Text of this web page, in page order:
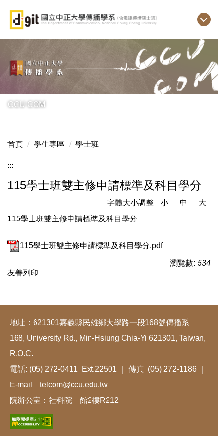
主
區
CCU COM
首頁 學生專區 學士班
:::
115學士班雙主修申請標準及科目學分
字體大小調整 小 中
大
115學士班雙主修申請標準及科目學分
115學士班雙主修申請標準及科目學分.pdf
瀏覽數: 534
友善列印
地址：621301嘉義縣民雄鄉大學路一段168號傳播系
168, University Rd., Min-Hsiung Chia-Yi 621301, Taiwan,
R.O.C.
電話: (05) 272-0411 Ext.22501 ｜ 傳真: (05) 272-1186 ｜
E-mail：telcom@ccu.edu.tw
院辦公室：社科院一館2樓R212